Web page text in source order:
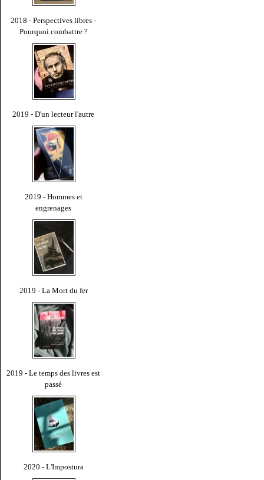
2018 - Perspectives libres -
Pourquoi combattre ?
2019 - D'un lecteur l'autre
2019 - Hommes et
engrenages
2019 - La Mort du fer
2019 - Le temps des livres est
passé
2020 - L'Impostura